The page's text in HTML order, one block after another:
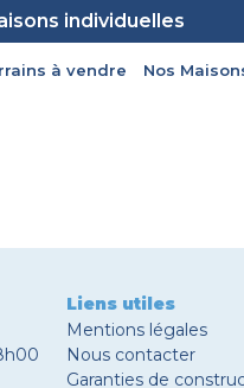
individuelles
à vendre Nos
Liens utiles
Mentions légales
Nous contacter
Garanties de